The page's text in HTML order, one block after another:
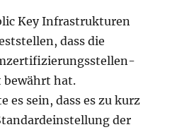
Key Infrastrukturen
dass die
hat.
es sein, dass es zu kurz
der